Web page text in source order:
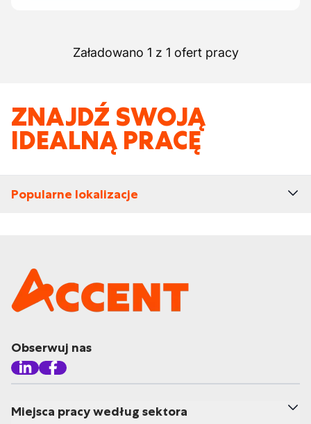
Załadowano 1 z 1 ofert pracy
ZNAJDŹ SWOJĄ
IDEALNĄ PRACĘ
Popularne lokalizacje
Obserwuj nas
Miejsca pracy według sektora